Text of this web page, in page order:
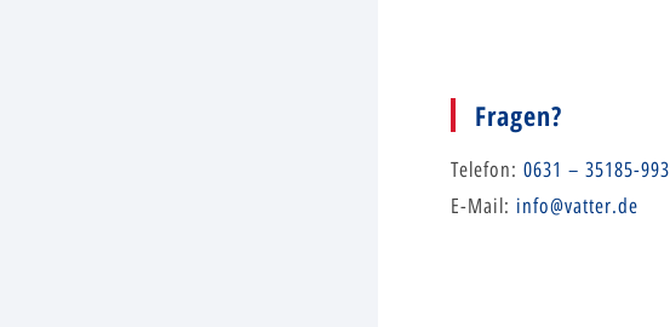
Fragen?
Telefon: 0631 – 35185-993
E-Mail: info@vatter.de